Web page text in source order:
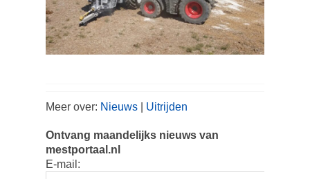
Meer over: Nieuws Uitrijden
Ontvang maandelijks nieuws van
mestportaal.nl
E-mail: